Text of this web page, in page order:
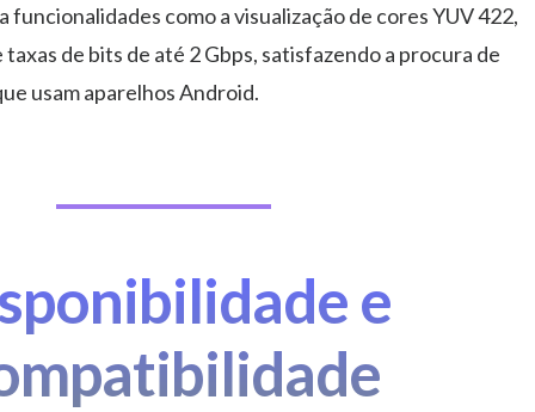
funcionalidades como a visualização de cores YUV 422,
de bits de até 2 Gbps, satisfazendo a procura de
usam aparelhos Android.
e